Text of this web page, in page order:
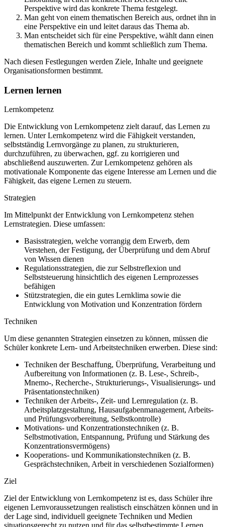
Perspektive wird das konkrete Thema festgelegt.
Man geht von einem thematischen Bereich aus, ordnet ihn in
eine Perspektive ein und leitet daraus das Thema ab.
Man entscheidet sich für eine Perspektive, wählt dann einen
thematischen Bereich und kommt schließlich zum Thema.
Nach diesen Festlegungen werden Ziele, Inhalte und geeignete
Organisationsformen bestimmt.
Lernen lernen
Lernkompetenz
Die Entwicklung von Lernkompetenz zielt darauf, das Lernen zu
lernen. Unter Lernkompetenz wird die Fähigkeit verstanden,
selbstständig Lernvorgänge zu planen, zu strukturieren,
durchzuführen, zu überwachen, ggf. zu korrigieren und
abschließend auszuwerten. Zur Lernkompetenz gehören als
motivationale Komponente das eigene Interesse am Lernen und die
Fähigkeit, das eigene Lernen zu steuern.
Strategien
Im Mittelpunkt der Entwicklung von Lernkompetenz stehen
Lernstrategien. Diese umfassen:
Basisstrategien, welche vorrangig dem Erwerb, dem
Verstehen, der Festigung, der Überprüfung und dem Abruf
von Wissen dienen
Regulationsstrategien, die zur Selbstreflexion und
Selbststeuerung hinsichtlich des eigenen Lernprozesses
befähigen
Stützstrategien, die ein gutes Lernklima sowie die
Entwicklung von Motivation und Konzentration fördern
Techniken
Um diese genannten Strategien einsetzen zu können, müssen die
Schüler konkrete Lern- und Arbeitstechniken erwerben. Diese sind:
Techniken der Beschaffung, Überprüfung, Verarbeitung und
Aufbereitung von Informationen (z. B. Lese-, Schreib-,
Mnemo-, Recherche-, Strukturierungs-, Visualisierungs- und
Präsentationstechniken)
Techniken der Arbeits-, Zeit- und Lernregulation (z. B.
Arbeitsplatzgestaltung, Hausaufgabenmanagement, Arbeits-
und Prüfungsvorbereitung, Selbstkontrolle)
Motivations- und Konzentrationstechniken (z. B.
Selbstmotivation, Entspannung, Prüfung und Stärkung des
Konzentrationsvermögens)
Kooperations- und Kommunikationstechniken (z. B.
Gesprächstechniken, Arbeit in verschiedenen Sozialformen)
Ziel
Ziel der Entwicklung von Lernkompetenz ist es, dass Schüler ihre
eigenen Lernvoraussetzungen realistisch einschätzen können und in
der Lage sind, individuell geeignete Techniken und Medien